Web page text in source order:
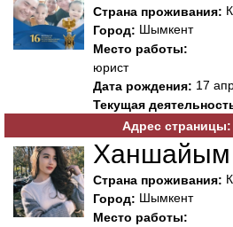
Страна проживания:
Город: Шымкент
Место работы:
юрист
Дата рождения: 17
Текущая
Адрес страницы:
Ханшайым
Страна проживания:
Город: Шымкент
Место работы: